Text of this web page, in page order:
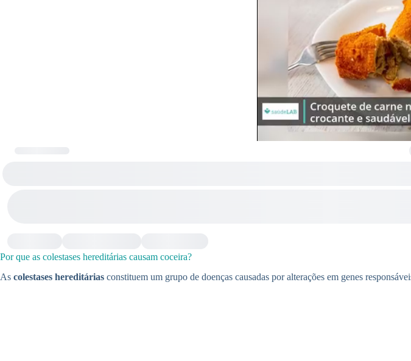
Por que as colestases hereditárias causam coceira?
As colestases hereditárias constituem um grupo de doenças causadas por alterações em genes